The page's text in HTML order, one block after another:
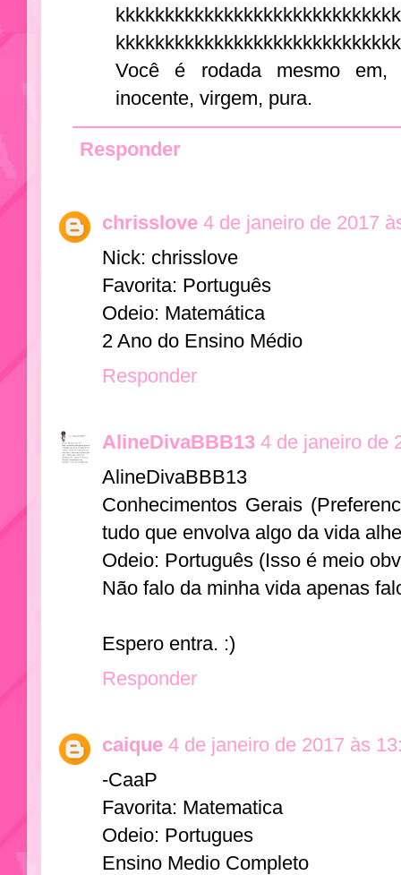
Você é rodada mesmo em,
inocente, virgem, pura.
Responder
chrisslove 4 de janeiro de 2017
Nick: chrisslove
Favorita: Português
Odeio: Matemática
2 Ano do Ensino Médio
Responder
AlineDivaBBB13 4 de janeiro de
AlineDivaBBB13
Conhecimentos Gerais
tudo que envolva algo da vida
Odeio: Português (Isso é meio
Não falo da minha vida apenas
Espero entra. :)
Responder
caique 4 de janeiro de 2017 às
-CaaP
Favorita: Matematica
Odeio: Portugues
Ensino Medio Completo